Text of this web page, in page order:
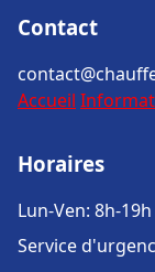
Contact
Accueil
Horaires
Lun-Ven: 8h-19h
Service